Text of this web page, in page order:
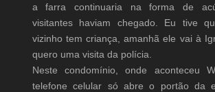
a farra continuaria na forma de
visitantes haviam chegado. Eu tive
vizinho tem criança, amanhã ele vai à
quero uma visita da polícia.
Neste condomínio, onde aconteceu
telefone celular só abre o portão da